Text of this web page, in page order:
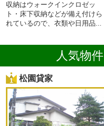
収納はウォークインクロゼッ
ト・床下収納などが備え付けら
れているので、衣類や日用品...
人気物
松園貸家